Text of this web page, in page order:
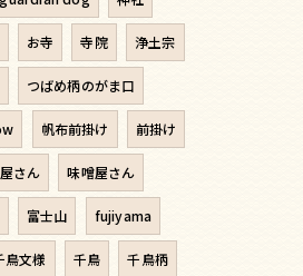
お寺 寺院 浄土宗
つばめ柄のがま口
帆布前掛け 前掛け
さん 味噌屋さん
富士山 fujiyama
鳥文様 千鳥 千鳥柄